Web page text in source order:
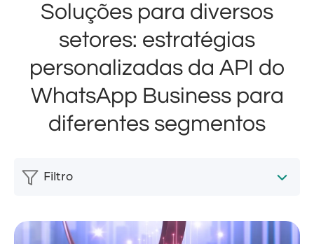
Soluções para diversos
setores: estratégias
personalizadas da API do
WhatsApp Business para
diferentes segmentos
Filtro